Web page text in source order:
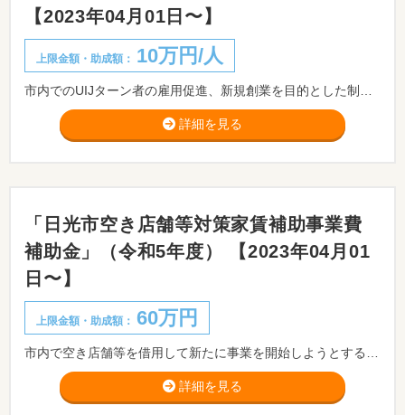
【2023年04月01日〜】
上限金額・助成額： 10万円/人
詳細を見る
「日光市空き店舗等対策家賃補助事業費
補助金」（令和5年度） 【2023年04月01
日〜】
上限金額・助成額： 60万円
詳細を見る